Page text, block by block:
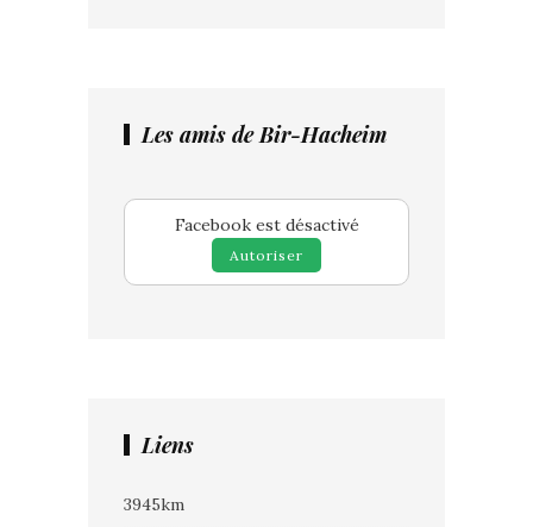
Les amis de Bir-Hacheim
Facebook est désactivé
Autoriser
Liens
3945km